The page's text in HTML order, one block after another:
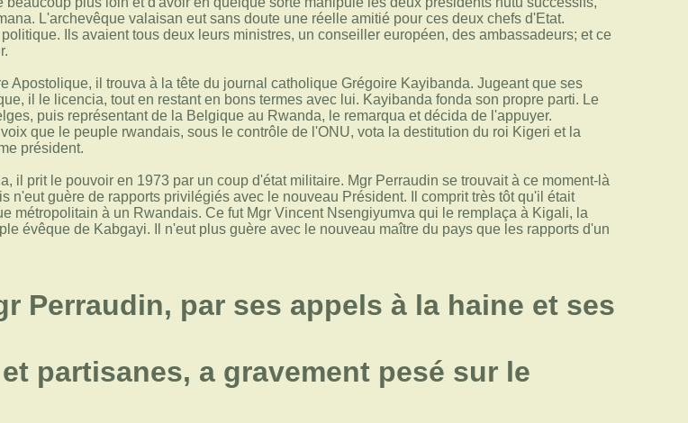
L'archevêque valaisan eut sans doute une réelle amitié pour ces deux chefs d'Etat.
Ils avaient tous deux leurs ministres, un conseiller européen, des ambassadeurs; et ce
Apostolique, il trouva à la tête du journal catholique Grégoire Kayibanda. Jugeant que ses
il le licencia, tout en restant en bons termes avec lui. Kayibanda fonda son propre parti. Le
puis représentant de la Belgique au Rwanda, le remarqua et décida de l'appuyer.
que le peuple rwandais, sous le contrôle de l'ONU, vota la destitution du roi Kigeri et la
président.
il prit le pouvoir en 1973 par un coup d'état militaire. Mgr Perraudin se trouvait à ce moment-là
n'eut guère de rapports privilégiés avec le nouveau Président. Il comprit très tôt qu'il était
métropolitain à un Rwandais. Ce fut Mgr Vincent Nsengiyumva qui le remplaça à Kigali, la
évêque de Kabgayi. Il n'eut plus guère avec le nouveau maître du pays que les rapports d'un
Perraudin, par ses appels à la haine et ses
partisanes, a gravement pesé sur le